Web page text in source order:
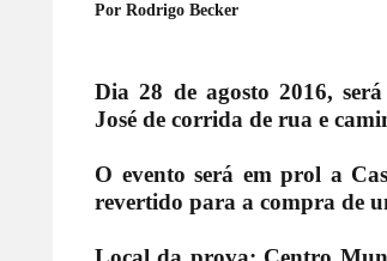
Por Rodrigo Becker
Dia 28 de agosto 2016,
José de corrida de rua e
O evento será em prol a
revertido para a compra de